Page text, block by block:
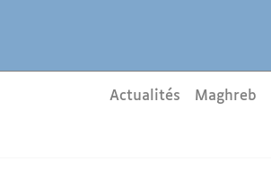
Main menu
Actualités Maghreb